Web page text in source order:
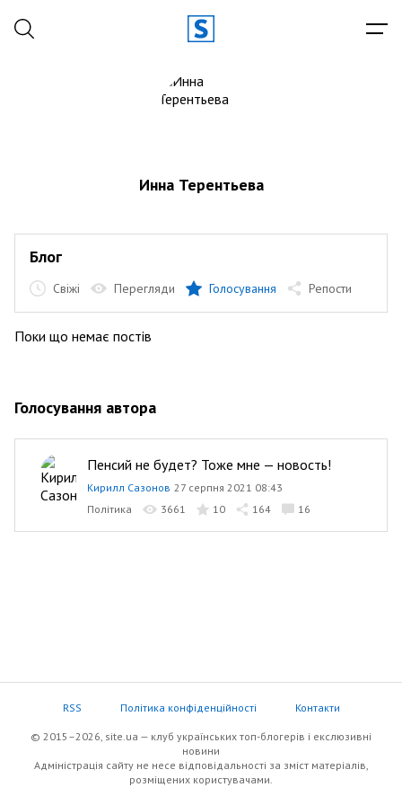
Инна Терентьева
Блог
Свіжі Перегляди Голосування Репости
Поки що немає постів
Голосування автора
Пенсий не будет? Тоже мне — новость!
Кирилл Сазонов 27 серпня 2021 08:43
Політика
3661 10 164 16
RSS Політика конфіденційності Контакти
© 2015–2026, site.ua — клуб українських топ-блогерів i екслюзивнi
новини
Адміністрація сайту не несе відповідальності за зміст матеріалів,
розміщених користувачами.